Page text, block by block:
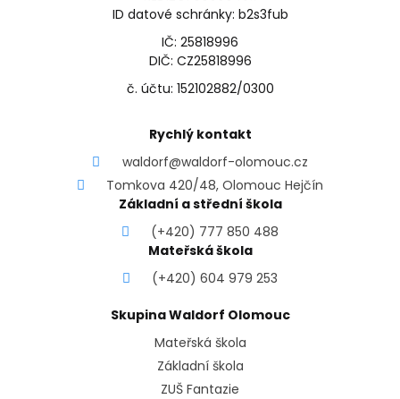
ID datové schránky: b2s3fub
IČ: 25818996
DIČ: CZ25818996
č. účtu: 152102882/0300
Rychlý kontakt
waldorf@waldorf-olomouc.cz
Tomkova 420/48, Olomouc Hejčín
Základní a střední škola
(+420) 777 850 488
Mateřská škola
(+420) 604 979 253
Skupina Waldorf Olomouc
Mateřská škola
Základní škola
ZUŠ Fantazie